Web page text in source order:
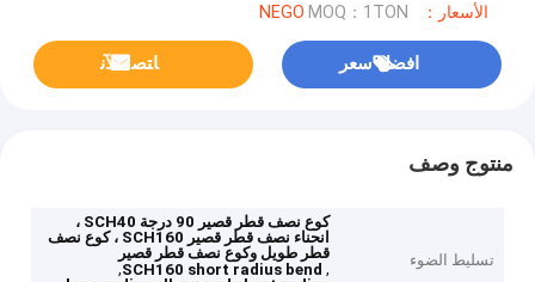
الأسعار：NEGO MOQ：1TON
افضل سعر ﺎﺘﺼﻟ ﺍﻶﻧ
منتوج وصف
تسليط الضوء
كوع نصف قطر قصير 90 درجة SCH40 ،
انحناء نصف قطر قصير SCH160 ، كوع نصف
قطر طويل وكوع نصف قطر قصير
,
SCH160 short radius bend
,